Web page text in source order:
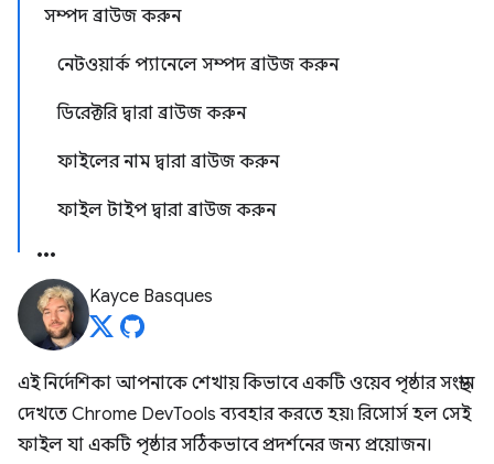
সম্পদ ব্রাউজ করুন
নেটওয়ার্ক প্যানেলে সম্পদ ব্রাউজ করুন
ডিরেক্টরি দ্বারা ব্রাউজ করুন
ফাইলের নাম দ্বারা ব্রাউজ করুন
ফাইল টাইপ দ্বারা ব্রাউজ করুন
Kayce Basques
এই নির্দেশিকা আপনাকে শেখায় কিভাবে একটি ওয়েব পৃষ্ঠার সংস্থান
দেখতে Chrome DevTools ব্যবহার করতে হয়৷ রিসোর্স হল সেই
ফাইল যা একটি পৃষ্ঠার সঠিকভাবে প্রদর্শনের জন্য প্রয়োজন।